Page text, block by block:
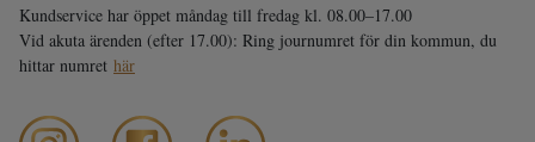
Kundservice har öppet måndag till fredag kl. 08.00–17.00
Vid akuta ärenden (efter 17.00): Ring journumret för din kommun, du
hittar numret här